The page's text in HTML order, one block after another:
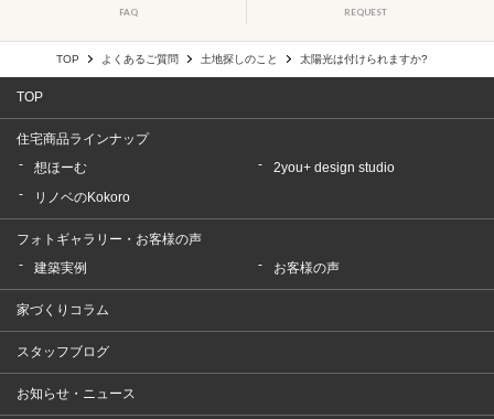
FAQ REQUEST
TOP よくあるご質問 土地探しのこと 太陽光は付けられますか?
TOP
住宅商品ラインナップ
想ほーむ
2you+ design studio
リノベのKokoro
フォトギャラリー・お客様の声
建築実例
お客様の声
家づくりコラム
スタッフブログ
お知らせ・ニュース